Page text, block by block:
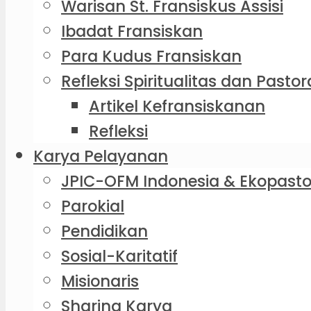
Warisan St. Fransiskus Assisi
Ibadat Fransiskan
Para Kudus Fransiskan
Refleksi Spiritualitas dan
Artikel Kefransiskanan
Refleksi
Karya Pelayanan
JPIC-OFM Indonesia &
Parokial
Pendidikan
Sosial-Karitatif
Misionaris
Sharing Karya